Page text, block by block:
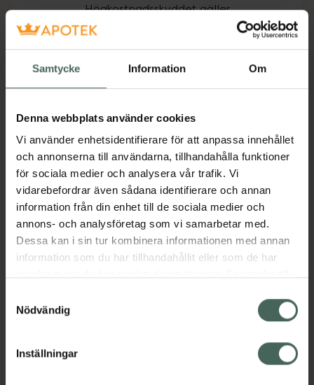
Samtycke Information Om
Denna webbplats använder cookies
Vi använder enhetsidentifierare för att anpassa innehållet
och annonserna till användarna, tillhandahålla funktioner
för sociala medier och analysera vår trafik. Vi
vidarebefordrar även sådana identifierare och annan
information från din enhet till de sociala medier och
annons- och analysföretag som vi samarbetar med.
Dessa kan i sin tur kombinera informationen med annan
information som du har tillhandahållit eller som de har
återkalla ditt samtycke via webbplatsens
cookieinställningar. Ett återkallat samtycke påverkar inte
lagligheten av behandling som skett innan återkallelsen.
Nödvändig
Inställningar
Högkostnadsskyddet gäller
270,63 kr
I apotek:270,63 kr
Aktuella erbjudanden
Beskrivning Dölj
Läs alltid bipacksedeln innan